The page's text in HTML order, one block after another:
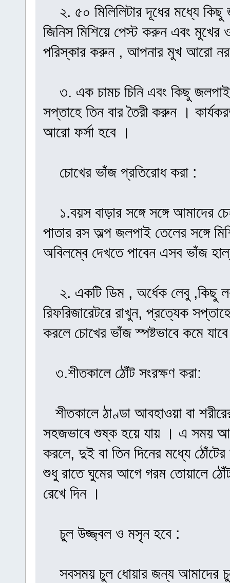
২. ৫০ মিলিলিটার দূধের মধ্যে
জিনিস মিশিয়ে পেস্ট করুন এবং মুখের
পরিস্কার করুন , আপনার মুখ আরো
৩. এক চামচ চিনি এবং কিছু
সপ্তাহে তিন বার তৈরী করুন ।
আরো ফর্সা হবে ।
চোখের ভাঁজ প্রতিরোধ করা :
১.বয়স বাড়ার সঙ্গে সঙ্গে আমাদের
পাতার রস অল্প জলপাই তেলের সঙ্গে
অবিলম্বে দেখতে পাবেন এসব ভাঁজ
২. একটি ডিম , অর্ধেক লেবু ,কিছু
রিফরিজারেটরে রাখুন, প্রত্যেক
করলে চোখের ভাঁজ স্পষ্টভাবে কমে
৩.শীতকালে ঠোঁট সংরক্ষণ করা:
শীতকালে ঠাণ্ডা আবহাওয়া বা
সহজভাবে শুষ্ক হয়ে যায় । এ সময়
করলে, দুই বা তিন দিনের মধ্যে
শুধু রাতে ঘুমের আগে গরম তোয়ালে
রেখে দিন ।
চুল উজ্জ্বল ও মসৃন হবে :
সবসময় চুল ধোয়ার জন্য আমাদের